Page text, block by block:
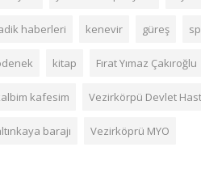
haberleri kenevir güreş
kitap Fırat Yımaz Çakıroğlu
kafesim Vezirkörpü Devlet
barajı Vezirköprü MYO